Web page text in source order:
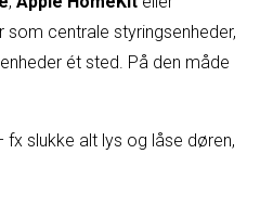
som centrale styringsenheder,
ét sted. På den måde
fx slukke alt lys og låse døren,